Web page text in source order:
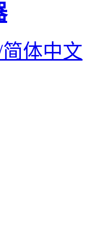
体中文